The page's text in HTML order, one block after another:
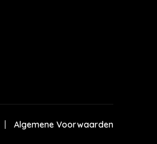
Algemene Voorwaarden